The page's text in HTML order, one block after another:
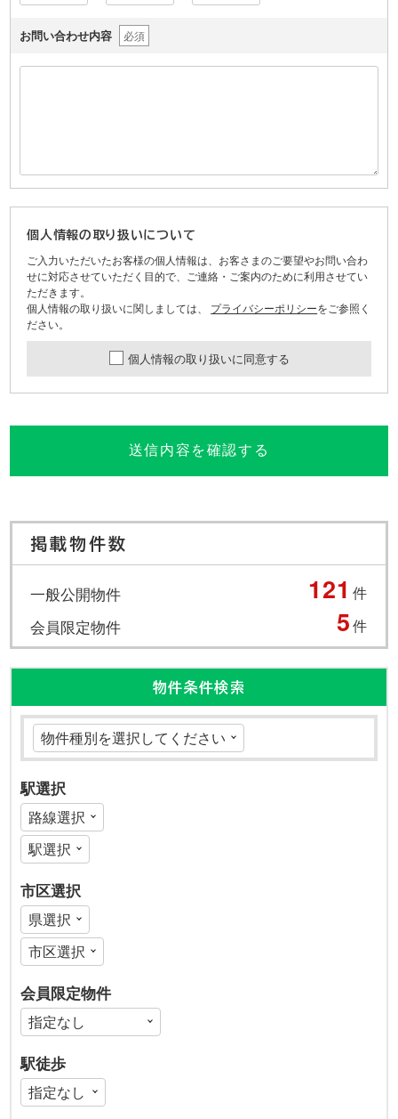
お問い合わせ内容 必須
個人情報の取り扱いについて
ご入力いただいたお客様の個人情報は、お客さまのご要望やお問い合わ
せに対応させていただく目的で、ご連絡・ご案内のために利用させてい
ただきます。
個人情報の取り扱いに関しましては、 プライバシーポリシーをご参照く
ださい。
個人情報の取り扱いに同意する
送信内容を確認する
掲載物件数
一般公開物件 121 件
会員限定物件 5件
物件条件検索
駅選択
市区選択
会員限定物件
駅徒歩